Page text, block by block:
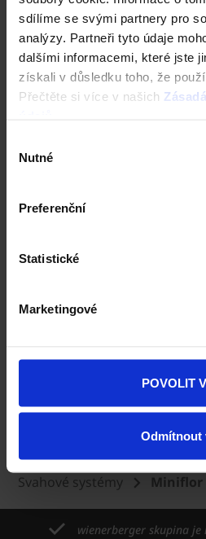
sdílíme se svými partnery pro
analýzy. Partneři tyto údaje
dalšími informacemi, které jste
získali v důsledku toho, že
Přečtěte si více v našich
souhlasu
Nutné
Preferenční
Statistické
Marketingové
POVOLIT
Odmítnout
Kombinace a doplňky
Rundflor - červená
Next
Domů Dlažba Semmelrock
Svahové systémy
Miniflor
wienerberger skupina je